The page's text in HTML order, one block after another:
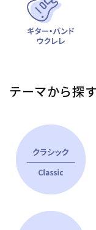
テーマから探す